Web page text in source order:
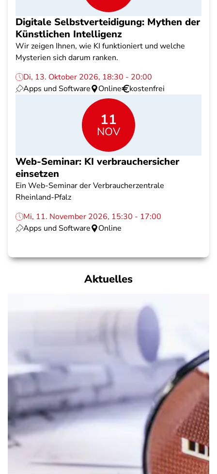
Digitale Selbstverteidigung: Mythen der
Künstlichen Intelligenz
Wir zeigen Ihnen, wie KI funktioniert und welche
Mysterien sich darum ranken.
Di, 13. Oktober 2026, 18:30 - 20:00
Apps und Software
Online kostenfrei
11
NOV
Web-Seminar: KI verbrauchersicher
einsetzen
Ein Web-Seminar der Verbraucherzentrale
Rheinland-Pfalz
Mi, 11. November 2026, 15:30 - 17:00
Apps und Software
Online
Aktuelles